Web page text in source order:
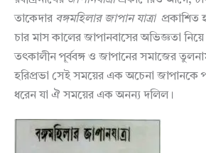
তাকেদার বঙ্গমহিলার জাপান যাত্রাপ্রকাশিত
চার মাস কালের জাপানবাসের অভিজ্ঞতা
তৎকালীন পূর্ববঙ্গ ও জাপানের সমাজের
হরিপ্রভা সেই সময়ের এক ‌অচেনা জাপানকে
ধরেন যা ঐ সময়ের এক অনন্য দলিল।